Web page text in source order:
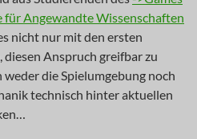
für Angewandte Wissenschaften
nicht nur mit den ersten
Anspruch greifbar zu
weder die Spielumgebung noch
technisch hinter aktuellen